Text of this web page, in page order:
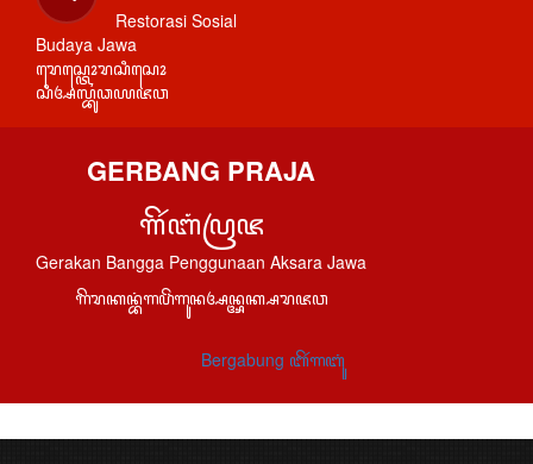
Restorasi Sosial
Budaya Jawa
ꦫꦺꦱ꧀ꦠꦺꦴꦫꦱꦶꦱꦺꦴ
ꦱꦶꦄꦭ꧀ꦧꦸꦣꦪꦗꦮ
GERBANG PRAJA
ꦒꦼꦂꦧꦁꦥꦿꦗ
Gerakan Bangga Penggunaan Aksara Jawa
ꦒꦼꦫꦏꦤ꧀ꦧꦁꦒꦥꦼꦁꦒꦸꦤꦄꦤ꧀ꦄꦏ꧀ꦱꦫꦗꦮ
Bergabung ꦧꦼꦂꦒꦧꦸꦁ